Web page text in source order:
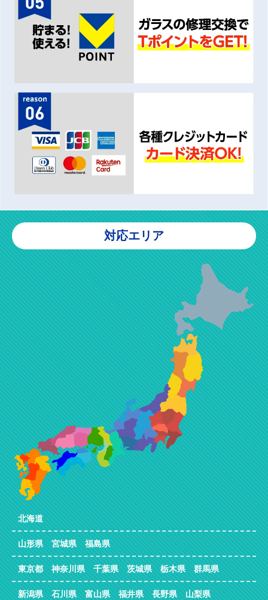
対応エリア
北海道
山形県 宮城県 福島県
東京都 神奈川県 千葉県 茨城県 栃木県 群馬県
新潟県 石川県 富山県 福井県 長野県 山梨県